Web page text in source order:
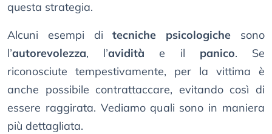
questa strategia.
Alcuni esempi ditecniche psicologiche sono
l’autorevolezza, l’avidità e il panico. Se
riconosciute tempestivamente, per la vittima è
anche possibile contrattaccare, evitando così di
essere raggirata. Vediamo quali sono in maniera
più dettagliata.